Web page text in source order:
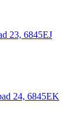
23, 6845EJ
24, 6845EK